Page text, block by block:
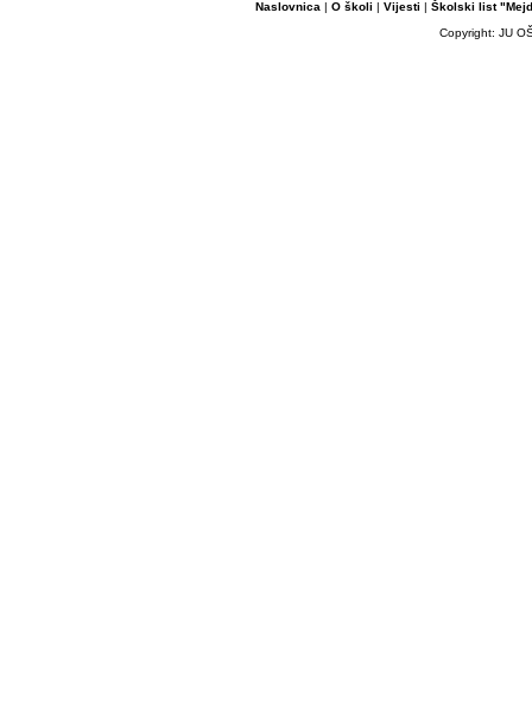
Naslovnica | O školi | Vijesti | Školski list
Copyright: JU